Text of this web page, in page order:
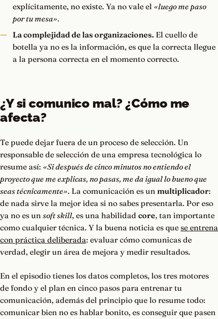
explícitamente, no existe. Ya no vale el «luego me paso
por tu mesa».
La complejidad de las organizaciones.El cuello de
botella ya no es la información, es que la correcta llegue
a la persona correcta en el momento correcto.
¿Y si comunico mal? ¿Cómo me
afecta?
Te puede dejar fuera de un proceso de selección. Un
responsable de selección de una empresa tecnológica lo
resume así: «Si después de cinco minutos no entiendo el
proyecto que me explicas, no pasas, me da igual lo bueno que
seas técnicamente». La comunicación es un multiplicador:
de nada sirve la mejor idea si no sabes presentarla. Por eso
ya no es un soft skill, es una habilidad core, tan importante
como cualquier técnica. Y la buena noticia es que se entrena
con práctica deliberada: evaluar cómo comunicas de
verdad, elegir un área de mejora y medir resultados.
En el episodio tienes los datos completos, los tres motores
de fondo y el plan en cinco pasos para entrenar tu
comunicación, además del principio que lo resume todo:
comunicar bien no es hablar bonito, es conseguir que pasen